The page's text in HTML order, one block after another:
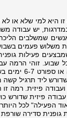
היא למי שלא או לא
יש עבודה
אנשים
שבוע. זוהי הרמה
היום-היום
שדורש ליד תרגיל
פיזית. רמה
פיזית שדורש
הפעילה" לכל היותר.
גופנית סדירה